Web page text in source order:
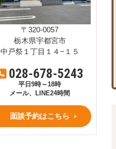
〒320-0057
栃木県宇都宮市
中戸祭１丁目１４−１５
028-678-5243
平日9時～18時
メール、LINE24時間
面談予約はこちら